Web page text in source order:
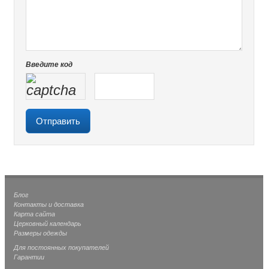
Введите код
Блог
Контакты и доставка
Карта сайта
Церковный календарь
Размеры одежды
Для постоянных покупателей
Гарантии